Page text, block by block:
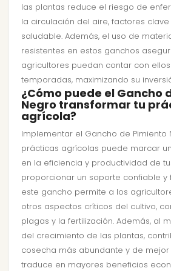
las plantas reduce el riesgo de
la circulación del aire, factores
saludable. Además, el uso de
resistentes en estos ganchos
agricultores puedan contar con
temporadas, maximizando su
¿Cómo puede el Gancho
Negro transformar tu
agrícola?
Implementar el Gancho de Pimiento
prácticas agrícolas puede marcar
en la eficiencia y productividad de
proporcionar un soporte confiable y
este gancho permite a los
otros aspectos críticos del cultivo,
plagas y la fertilización. Además, al
del crecimiento de las plantas,
cosecha más abundante y de
traduce en mayores beneficios